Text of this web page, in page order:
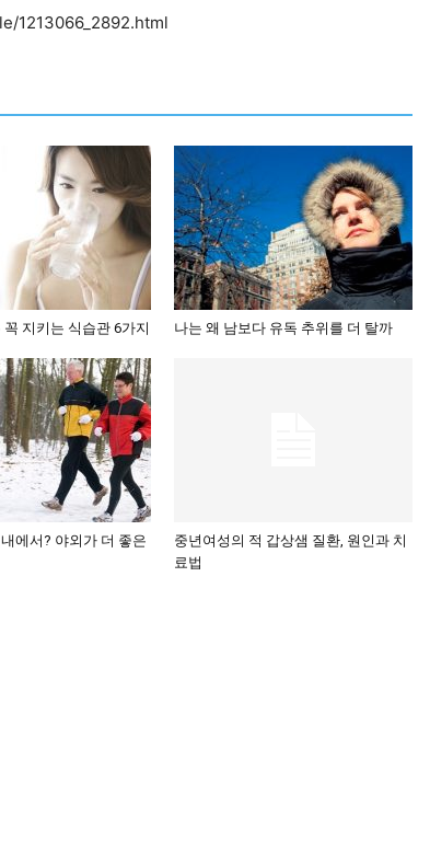
1213066_2892.html
지키는 식습관 6가지 나는 왜 남보다 유독 추위를 더 탈까
에서? 야외가 더 좋은
중년여성의 적 갑상샘 질환, 원인과 치
료법